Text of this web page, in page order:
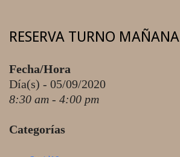
RESERVA TURNO MAÑANA
Fecha/Hora
Día(s) - 05/09/2020
8:30 am - 4:00 pm
Categorías